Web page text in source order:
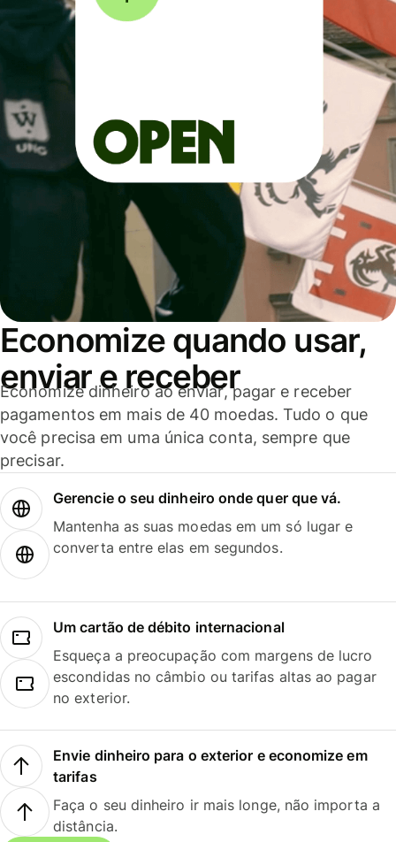
Economize quando usar,
enviar e receber
Economize dinheiro ao enviar, pagar e receber
pagamentos em mais de 40 moedas. Tudo o que
você precisa em uma única conta, sempre que
precisar.
Gerencie o seu dinheiro onde quer que vá.
Mantenha as suas moedas em um só lugar e
converta entre elas em segundos.
Um cartão de débito internacional
Esqueça a preocupação com margens de lucro
escondidas no câmbio ou tarifas altas ao pagar
no exterior.
Envie dinheiro para o exterior e economize em
tarifas
Faça o seu dinheiro ir mais longe, não importa a
distância.